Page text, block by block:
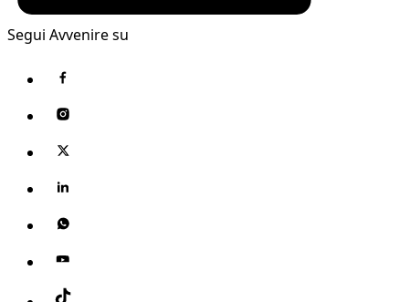
Segui Avvenire su